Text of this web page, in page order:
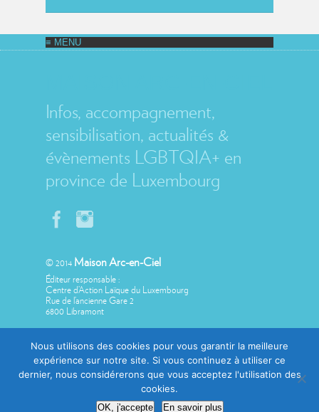
Infos, accompagnement,
sensibilisation, actualités &
évènements LGBTQIA+ en
province de Luxembourg
© 2014 Maison Arc-en-Ciel
Éditeur responsable :
Centre d’Action Laïque du Luxembourg
Rue de l’ancienne Gare 2
6800 Libramont
Avec le soutien de
Nous utilisons des cookies pour vous garantir la meilleure
expérience sur notre site. Si vous continuez à utiliser ce
dernier, nous considérerons que vous acceptez l'utilisation des
cookies.
OK, j'accepte En savoir plus